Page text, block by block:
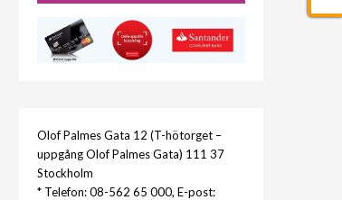
Olof Palmes Gata 12 (T-hötorget –
uppgång Olof Palmes Gata) 111 37
Stockholm
* Telefon: 08-562 65 000, E-post: